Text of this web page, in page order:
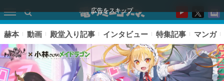
広告をスキップ
赫本 動画 殿堂入り記事 インタビュー 特集記事 マンガ